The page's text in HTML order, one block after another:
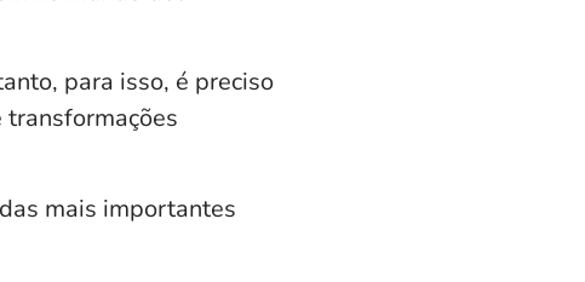
para isso, é preciso
mais importantes